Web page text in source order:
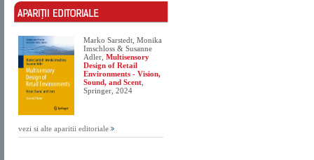
Marko Sarstedt, Monika
Imschloss & Susanne
Adler, Multisensory
Design of Retail
Environments - Vision,
Sound, and Scent
Springer, 2024
vezi si alte aparitii editoriale